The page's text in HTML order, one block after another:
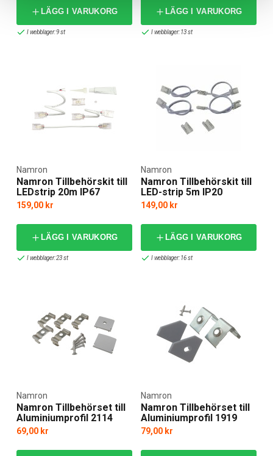
LÄGG I VARUKORG
I webblager: 9 st
LÄGG I VARUKORG
I webblager: 13 st
Namron Tillbehörskit till
LEDstrip 20m IP67
Namron
159,00 kr
LÄGG I VARUKORG
I webblager: 23 st
Namron Tillbehörskit till
LED-strip 5m IP20
Namron
149,00 kr
LÄGG I VARUKORG
I webblager: 16 st
Namron Tillbehörset till
Aluminiumprofil 2114
Namron
69,00 kr
Namron Tillbehörset till
Aluminiumprofil 1919
Namron
79,00 kr